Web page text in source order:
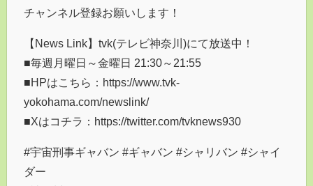
チャンネル登録お願いします！
【News Link】tvk(テレビ神奈川)にて放送中！
■毎週月曜日～金曜日 21:30～21:55
■HPはこちら：https://www.tvk-
yokohama.com/newslink/
■Xはコチラ：https://twitter.com/tvknews930
#宇宙刑事ギャバン #ギャバン #シャリバン #シャイ
ダー